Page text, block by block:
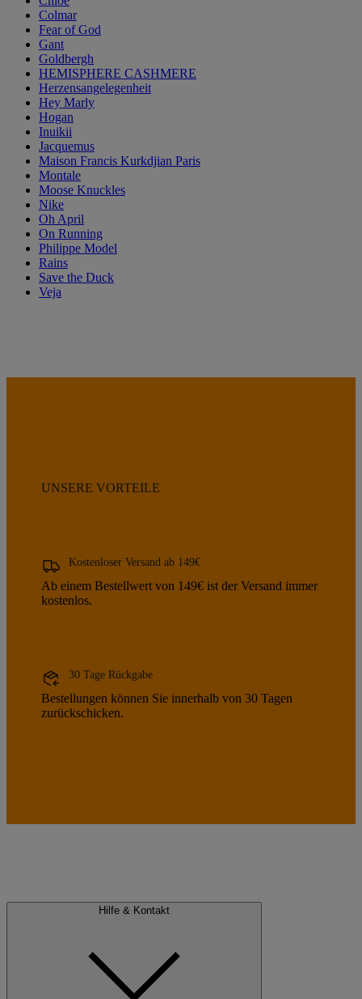
Colmar
Fear of God
Gant
Goldbergh
HEMISPHERE CASHMERE
Herzensangelegenheit
Hey Marly
Hogan
Inuikii
Jacquemus
Maison Francis Kurkdjian Paris
Montale
Moose Knuckles
Nike
Oh April
On Running
Philippe Model
Rains
Save the Duck
Veja
UNSERE VORTEILE
Kostenloser Versand ab 149€
Ab einem Bestellwert von 149€ ist der Versand immer
kostenlos.
30 Tage Rückgabe
Bestellungen können Sie innerhalb von 30 Tagen
zurückschicken.
Hilfe & Kontakt